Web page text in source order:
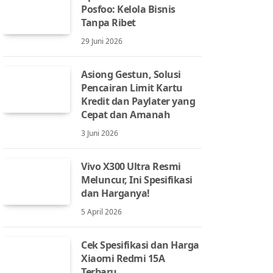
Posfoo: Kelola Bisnis
Tanpa Ribet
29 Juni 2026
Asiong Gestun, Solusi
Pencairan Limit Kartu
Kredit dan Paylater yang
Cepat dan Amanah
3 Juni 2026
Vivo X300 Ultra Resmi
Meluncur, Ini Spesifikasi
dan Harganya!
5 April 2026
Cek Spesifikasi dan Harga
Xiaomi Redmi 15A